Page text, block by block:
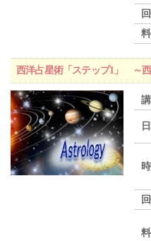
西洋占星術「ステップ1」 ～